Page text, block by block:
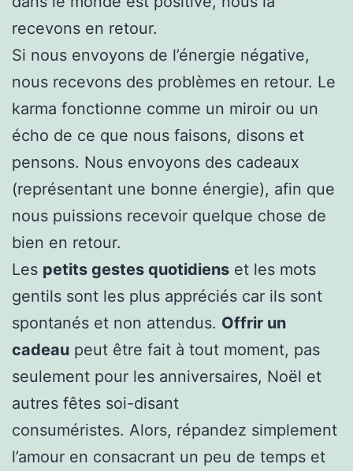
recevons en retour.
Si nous envoyons de l’énergie négative,
nous recevons des problèmes en retour. Le
karma fonctionne comme un miroir ou un
écho de ce que nous faisons, disons et
pensons. Nous envoyons des cadeaux
(représentant une bonne énergie), afin que
nous puissions recevoir quelque chose de
bien en retour.
Les petits gestes quotidiens et les mots
gentils sont les plus appréciés car ils sont
spontanés et non attendus. Offrir un
cadeau peut être fait à tout moment, pas
seulement pour les anniversaires, Noël et
autres fêtes soi-disant
consuméristes. Alors, répandez simplement
l’amour en consacrant un peu de temps et